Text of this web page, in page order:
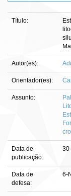
Título:
Autor(es):
Orientador(es):
Assunto:
Data de
publicação:
Data de
defesa:
6-